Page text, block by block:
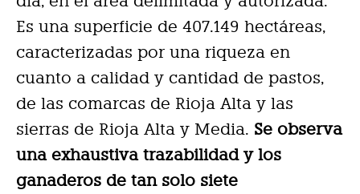
Es una superficie de 407.149 hectáreas,
caracterizadas por una riqueza en
cuanto a calidad y cantidad de pastos,
de las comarcas de Rioja Alta y las
sierras de Rioja Alta y Media. Se observa
una exhaustiva trazabilidad y los
ganaderos de tan solo siete